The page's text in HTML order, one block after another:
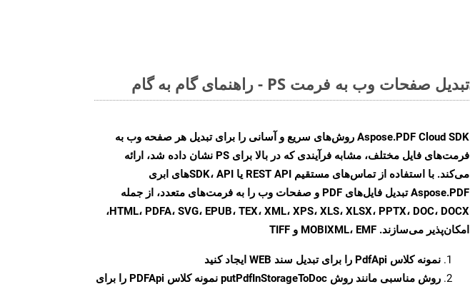
تبدیل صفحات وب به فرمت PS - راهنمای گام به گام
Aspose.PDF Cloud SDK روش‌های سریع و آسانی را برای تبدیل هر صفحه وب به
فرمت‌های فایل مختلف، مشابه فرآیندی که در بالا برای PS نشان داده شد، ارائه
می‌کند. با استفاده از تماس‌های مستقیم REST API یا SDK، API‌های ابری
Aspose.PDF تبدیل فایل‌های PDF و صفحات وب را به فرمت‌های متعدد، از جمله
HTML، PDFA، SVG، EPUB، TEX، XML، XPS، XLS، XLSX، PPTX، DOC، DOCX،
امکان‌پذیر می‌سازند. MOBIXML، EMF و TIFF
نمونه کلاس PdfApi را برای تبدیل سند WEB ایجاد کنید
روش مناسبی مانند روش putPdfInStorageToDoc
نمونه کلاس PDFApi را برای